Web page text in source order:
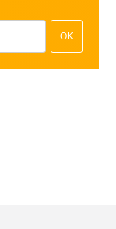
OK